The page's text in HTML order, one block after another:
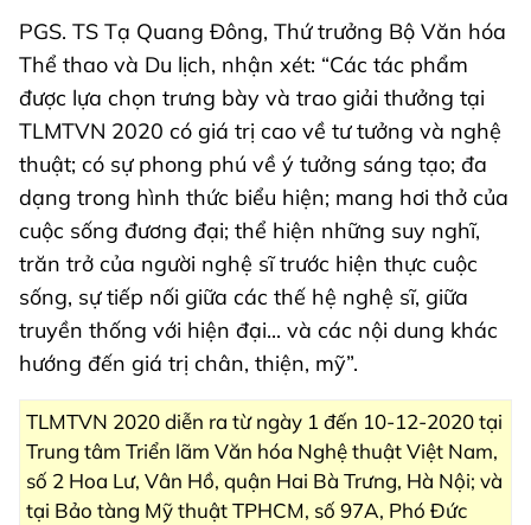
PGS. TS Tạ Quang Đông, Thứ trưởng Bộ Văn hóa
Thể thao và Du lịch, nhận xét: “Các tác phẩm
được lựa chọn trưng bày và trao giải thưởng tại
TLMTVN 2020 có giá trị cao về tư tưởng và nghệ
thuật; có sự phong phú về ý tưởng sáng tạo; đa
dạng trong hình thức biểu hiện; mang hơi thở của
cuộc sống đương đại; thể hiện những suy nghĩ,
trăn trở của người nghệ sĩ trước hiện thực cuộc
sống, sự tiếp nối giữa các thế hệ nghệ sĩ, giữa
truyền thống với hiện đại... và các nội dung khác
hướng đến giá trị chân, thiện, mỹ”.
TLMTVN 2020 diễn ra từ ngày 1 đến 10-12-2020 tại
Trung tâm Triển lãm Văn hóa Nghệ thuật Việt Nam,
số 2 Hoa Lư, Vân Hồ, quận Hai Bà Trưng, Hà Nội; và
tại Bảo tàng Mỹ thuật TPHCM, số 97A, Phó Đức